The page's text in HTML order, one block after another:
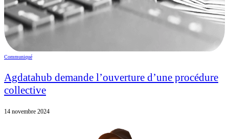
Communiqué
Agdatahub demande l’ouverture d’une procédure
collective
14 novembre 2024